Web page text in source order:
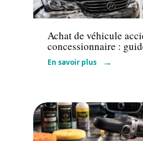
Voiture
Achat de véhicule
concessionnaire :
En savoir plus